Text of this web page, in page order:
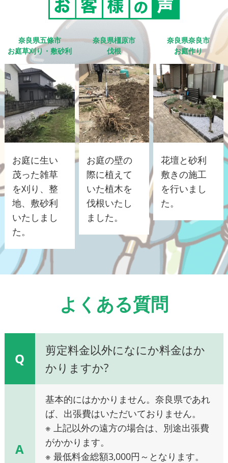
奈良県五條市
お庭草刈り・敷砂利
お庭に生い
茂った雑草
を刈り、整
地、敷砂利
いたしまし
た。
奈良県橿原市
伐根
お庭の壁の
際に植えて
いた植木を
伐根いたし
ました。
奈良県奈良市
お庭作り
花壇と砂利
敷きの施工
を行いまし
た。
よくある質問
Q
剪定料金以外になにか料金はか
かりますか?
A
基本的にはかかりません。奈良県であれ
ば、出張費はいただいておりません。
※ 上記以外の遠方の場合は、別途出張費
がかかります。
※ 最低料金総額3,000円～となります。